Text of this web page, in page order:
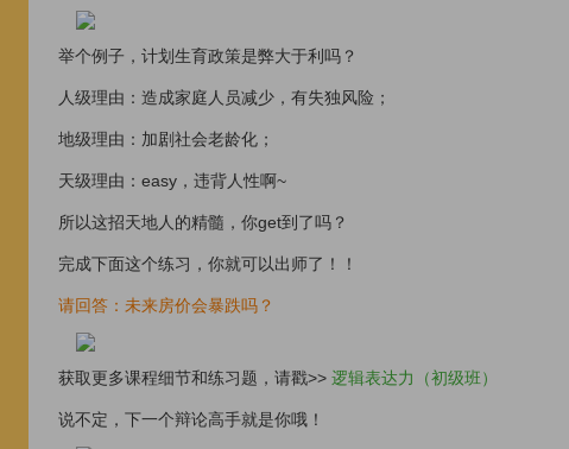
举个例子，计划生育政策是弊大于利吗？
人级理由：造成家庭人员减少，有失独风险；
地级理由：加剧社会老龄化；
天级理由：easy，违背人性啊~
所以这招天地人的精髓，你get到了吗？
完成下面这个练习，你就可以出师了！！
请回答：未来房价会暴跌吗？
获取更多课程细节和练习题，请戳>> 逻辑表达力（初级班）
说不定，下一个辩论高手就是你哦！